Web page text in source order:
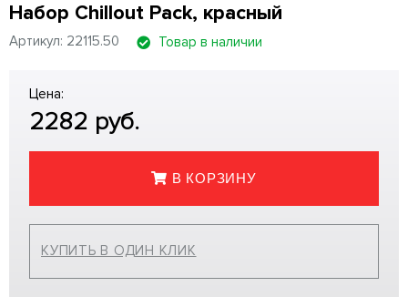
Набор Chillout Pack, красный
Артикул: 22115.50 Товар в наличии
Цена:
2282 руб.
В КОРЗИНУ
КУПИТЬ В ОДИН КЛИК